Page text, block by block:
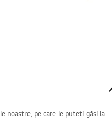
noastre, pe care le puteți găsi la